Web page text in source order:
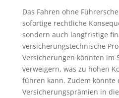
Das Fahren ohne
sofortige rechtliche
sondern auch langfristige
versicherungstechnische
Versicherungen könnten im
verweigern, was zu hohen
führen kann. Zudem könnte
Versicherungsprämien in